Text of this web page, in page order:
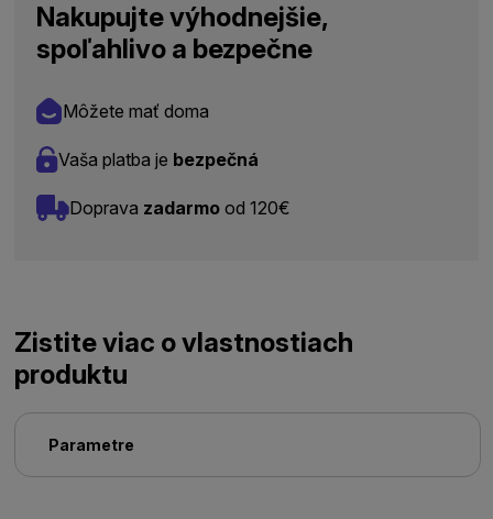
Nakupujte výhodnejšie,
spoľahlivo a bezpečne
Môžete mať doma
Vaša platba je bezpečná
Doprava zadarmo od 120€
Zistite viac o vlastnostiach
produktu
Parametre